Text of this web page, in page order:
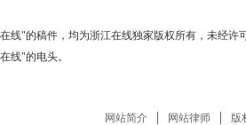
线"的稿件，均为浙江在线独家版权所有，未经许
线"的电头。
网站简介 网站律师 版